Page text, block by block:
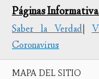
Páginas
Saber la Verdad|
Coronavirus
MAPA DEL SITIO